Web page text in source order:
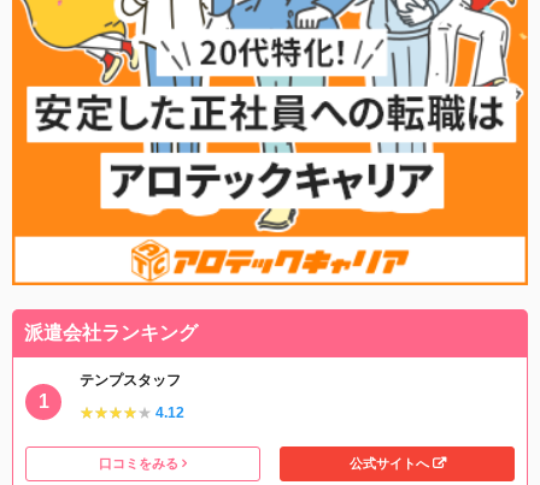
派遣会社ランキング
テンプスタッフ
★★★★★
★★★★★ 4.12
口コミをみる 公式サイトへ